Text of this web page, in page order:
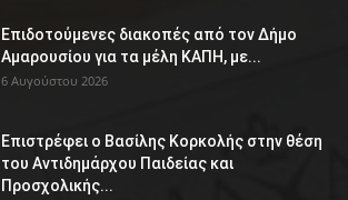
Επιδοτούμενες διακοπές από τον Δήμο
Αμαρουσίου για τα μέλη ΚΑΠΗ, με...
6 Αυγούστου 2026
Επιστρέφει ο Βασίλης Κορκολής στην θέση
του Αντιδημάρχου Παιδείας και
Προσχολικής...